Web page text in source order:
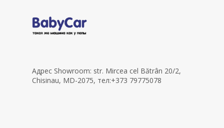
Адрес Showroom: str. Mircea cel Bătrân 20/2,
Chisinau, MD-2075, тел:+373 79775078